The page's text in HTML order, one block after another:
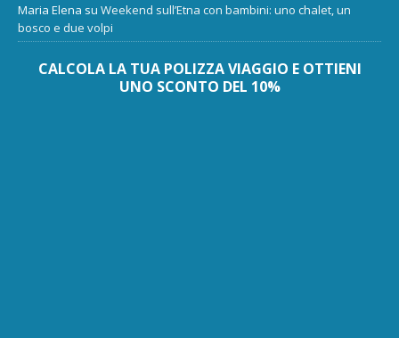
Maria Elena su Weekend sull’Etna con bambini: uno chalet, un
bosco e due volpi
CALCOLA LA TUA POLIZZA VIAGGIO E OTTIENI
UNO SCONTO DEL 10%